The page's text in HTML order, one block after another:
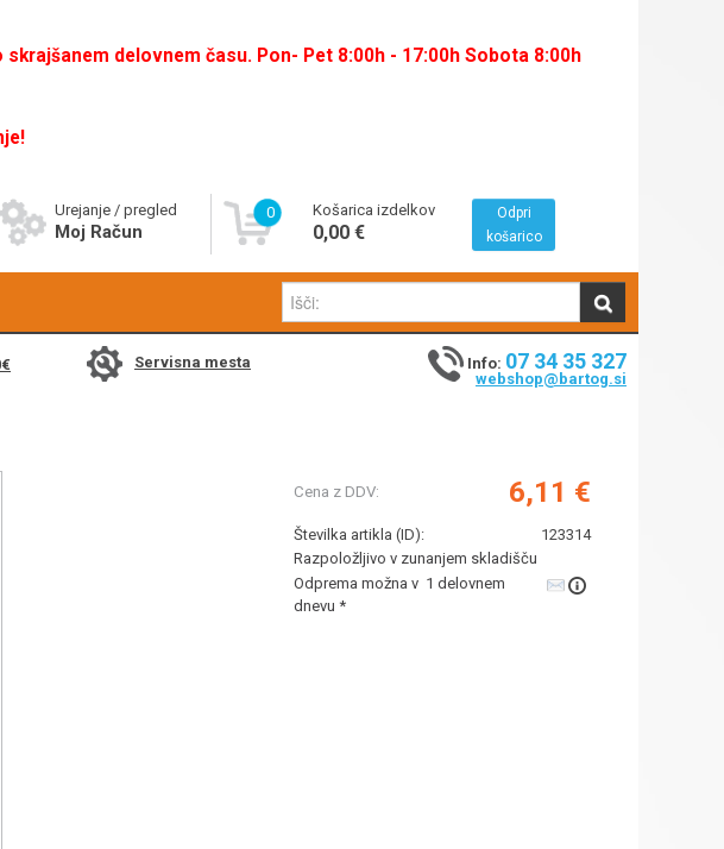
delovnem času. Pon- Pet 8:00h - 17:00h Sobota 8:00h
Urejanje / pregled
Moj Račun
0 Košarica izdelkov
0,00 €
Odpri
košarico
Servisna mesta Info: 07 34 35 327
webshop@bartog.si
Cena z DDV: 6,11 €
Številka artikla (ID):
123314
Razpoložljivo v zunanjem skladišču
Odprema možna v 1 delovnem
dnevu *